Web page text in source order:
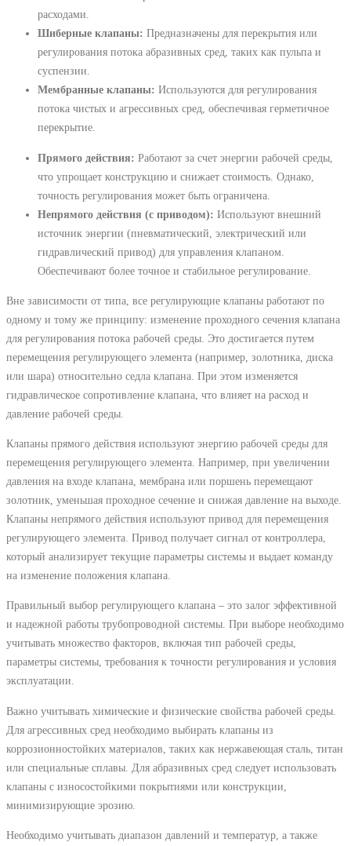
расходами.
Шиберные клапаны: Предназначены для перекрытия или
регулирования потока абразивных сред, таких как пульпа и
суспензии.
Мембранные клапаны: Используются для регулирования
потока чистых и агрессивных сред, обеспечивая герметичное
перекрытие.
Прямого действия: Работают за счет энергии рабочей среды,
что упрощает конструкцию и снижает стоимость. Однако,
точность регулирования может быть ограничена.
Непрямого действия (с приводом): Используют внешний
источник энергии (пневматический, электрический или
гидравлический привод) для управления клапаном.
Обеспечивают более точное и стабильное регулирование.
Вне зависимости от типа, все регулирующие клапаны работают по
одному и тому же принципу: изменение проходного сечения клапана
для регулирования потока рабочей среды. Это достигается путем
перемещения регулирующего элемента (например, золотника, диска
или шара) относительно седла клапана. При этом изменяется
гидравлическое сопротивление клапана, что влияет на расход и
давление рабочей среды.
Клапаны прямого действия используют энергию рабочей среды для
перемещения регулирующего элемента. Например, при увеличении
давления на входе клапана, мембрана или поршень перемещают
золотник, уменьшая проходное сечение и снижая давление на выходе.
Клапаны непрямого действия используют привод для перемещения
регулирующего элемента. Привод получает сигнал от контроллера,
который анализирует текущие параметры системы и выдает команду
на изменение положения клапана.
Правильный выбор регулирующего клапана – это залог эффективной
и надежной работы трубопроводной системы. При выборе необходимо
учитывать множество факторов, включая тип рабочей среды,
параметры системы, требования к точности регулирования и условия
эксплуатации.
Важно учитывать химические и физические свойства рабочей среды.
Для агрессивных сред необходимо выбирать клапаны из
коррозионностойких материалов, таких как нержавеющая сталь, титан
или специальные сплавы. Для абразивных сред следует использовать
клапаны с износостойкими покрытиями или конструкции,
минимизирующие эрозию.
Необходимо учитывать диапазон давлений и температур, а также